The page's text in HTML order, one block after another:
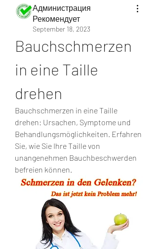
Администрация
Рекомендует
September 18, 2023
Bauchschmerzen
in eine Taille
drehen
Bauchschmerzen in eine Taille
drehen: Ursachen, Symptome und
Behandlungsmöglichkeiten. Erfahren
Sie, wie Sie Ihre Taille von
unangenehmen Bauchbeschwerden
befreien können.